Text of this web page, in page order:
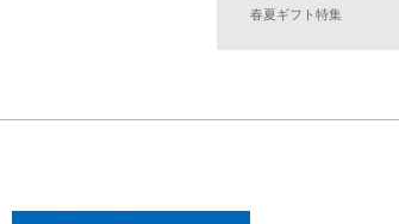
春夏ギフト特集